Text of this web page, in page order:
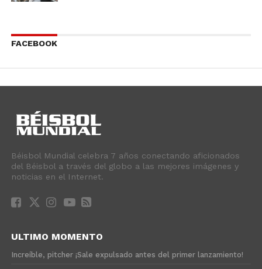
FACEBOOK
Béisbol Mundial celebra 7 años conectando aficionados
del Béisbol a través del globo a las mejores imágenes y
noticias en el Internet.
ULTIMO MOMENTO
Increíble, pitcher ¡Sale expulsado antes del primer lanzamiento!